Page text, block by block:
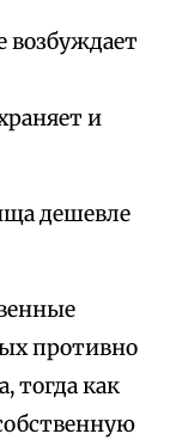
возбуждает
и
дешевле
противно
тогда как